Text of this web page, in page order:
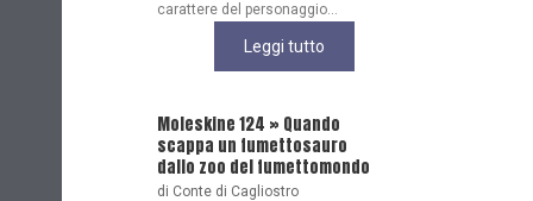
carattere del personaggio...
Leggi tutto
Moleskine 124 » Quando
scappa un fumettosauro
dallo zoo del fumettomondo
di Conte di Cagliostro